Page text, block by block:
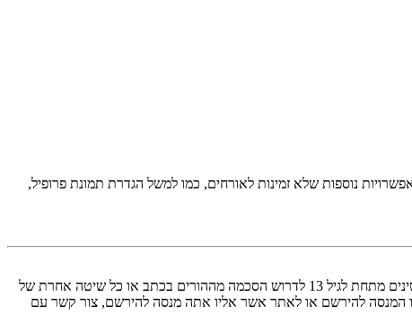
נוספות שלא זמינות לאורחים, כמו למשל הגדרת תמונת פרופיל,
COPPA, או החוק לפרטיות והגנה המקוונת של הילד של 1998, הוא חוק בארצות הברית הדורש מאתרים ברשת אשר יכולים לאסוף מידע מקטינים מתחת לגיל 13 לדרוש הסכמה מההורים בכתב או כל שיטה אחרת של
14 13. אם אינך בטוח אם חוק זה חל לגביך בתור מישהו המנסה להירשם או לאתר אשר אליו אתה מנסה להירשם, צור קשר עם